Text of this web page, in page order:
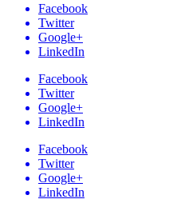
Facebook
Twitter
Google+
LinkedIn
Facebook
Twitter
Google+
LinkedIn
Facebook
Twitter
Google+
LinkedIn